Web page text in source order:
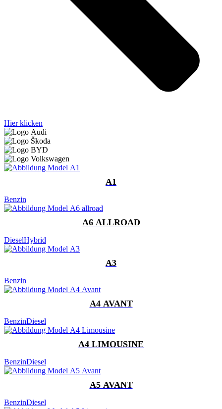
Hier klicken
A1
Benzin
A6 ALLROAD
DieselHybrid
A3
Benzin
A4 AVANT
BenzinDiesel
A4 LIMOUSINE
BenzinDiesel
A5 AVANT
BenzinDiesel